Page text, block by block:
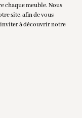
chaque meuble. Nous
site, afin de vous
inviter à découvrir notre